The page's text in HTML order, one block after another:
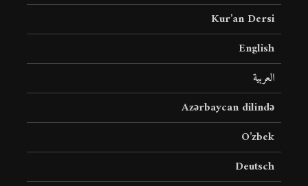
Kur’an Dersi
English
العربية
Azərbaycan dilində
O’zbek
Deutsch